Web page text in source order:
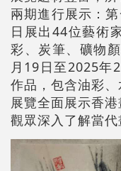
兩期進行展示：
日展出44位藝術
彩、炭筆、礦物
月19日至2025年
作品，包含油彩
展覽全面展示香
觀眾深入了解當代